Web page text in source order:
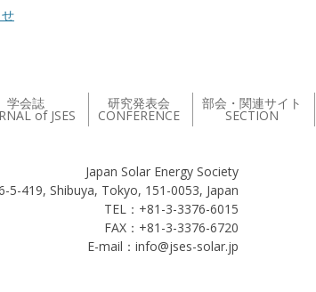
学会誌
of JSES
研究発表会
CONFERENCE
部会・関連サイト
SECTION
Japan Solar Energy Society
5-419, Shibuya, Tokyo, 151-0053, Japan
TEL：+81-3-3376-6015
FAX：+81-3-3376-6720
E-mail：info@jses-solar.jp